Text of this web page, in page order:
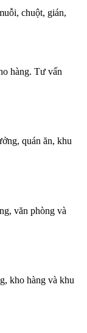
chuột, gián,
hàng. Tư vấn
quán ăn, khu
văn phòng và
kho hàng và khu